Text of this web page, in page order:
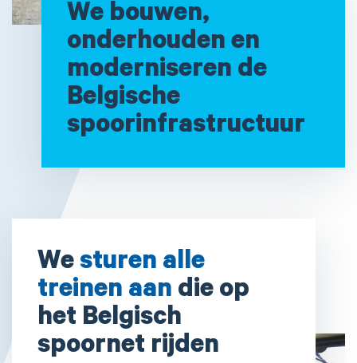
We bouwen,
onderhouden en
moderniseren de
Belgische
spoorinfrastructuur
Westuren alle
treinen aan die op
het Belgisch
spoornet rijden